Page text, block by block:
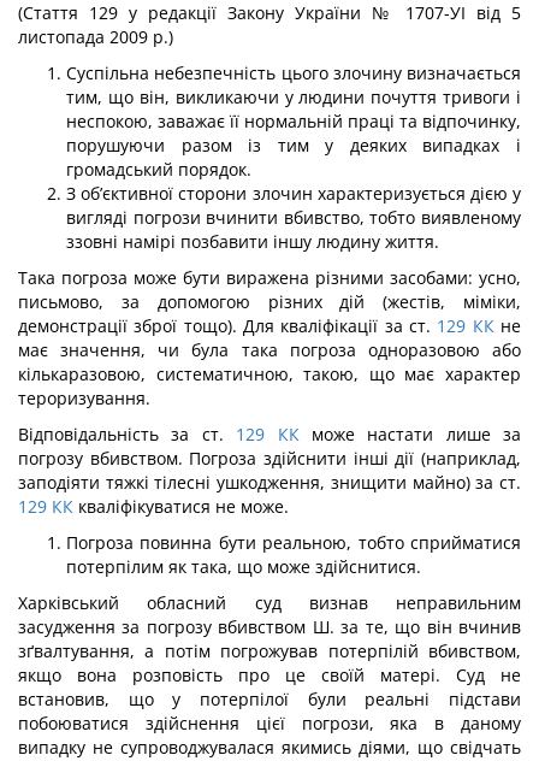
(Стаття 129 у редакції Закону України № 1707-УІ від 5
листопада 2009 р.)
Суспільна небезпечність цього злочину визначається
тим, що він, викликаючи у людини почуття тривоги і
неспокою, заважає її нормальній праці та відпочинку,
порушуючи разом із тим у деяких випадках і
громадський порядок.
З об’єктивної сторони злочин характеризується дією у
вигляді погрози вчини­ти вбивство, тобто виявленому
ззовні намірі позбавити іншу людину життя.
Така погроза може бути виражена різними засобами: усно,
письмово, за допомогою різних дій (жестів, міміки,
демонстрації зброї тощо). Для кваліфікації за ст. 129 ККне
має значення, чи була така погроза одноразовою або
кількаразовою, систематичною, такою, що має характер
тероризування.
Відповідальність за ст. 129 ККможе настати лише за
погрозу вбивством. Погроза здійснити інші дії (наприклад,
заподіяти тяжкі тілесні ушкодження, знищити майно) за ст.
129 КК кваліфікуватися не може.
Погроза повинна бути реальною, тобто сприйматися
потерпілим як така, що може здійснитися.
Харківський обласний суд визнав неправильним
засудження за погрозу вбивством Ш. за те, що він вчинив
зґвалтування, а потім погрожував потерпілій вбивством,
якщо вона розповість про це своїй матері. Суд не
встановив, що у потерпілої були реальні підстави
побоюватися здійснення цієї погрози, яка в даному
випадку не супроводжу­валася якимись діями, що свідчать